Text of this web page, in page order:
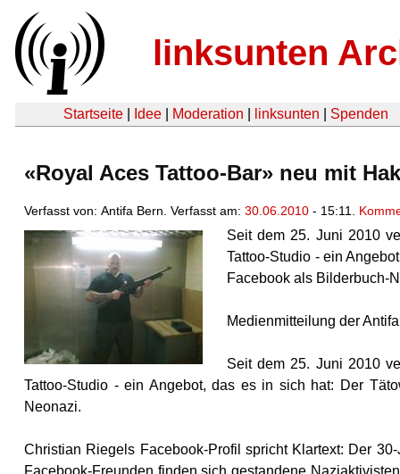
linksunten
Startseite Idee Moderation linksunten Spenden
«Royal Aces Tattoo-Bar» neu mit
Verfasst von: Antifa Bern. Verfasst am: 30.06.2010 - 15:11.
Seit dem 25. Juni 2010
Tattoo-Studio - ein
Facebook als Bilderbuch-
Medienmitteilung der
Seit dem 25. Juni 2010
Tattoo-Studio - ein Angebot, das es in sich hat: Der
Neonazi.
Christian Riegels Facebook-Profil spricht Klartext: Der
Facebook-Freunden finden sich gestandene